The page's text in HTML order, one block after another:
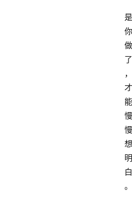
是
你
做
了
，
才
能
慢
慢
想
明
白
。